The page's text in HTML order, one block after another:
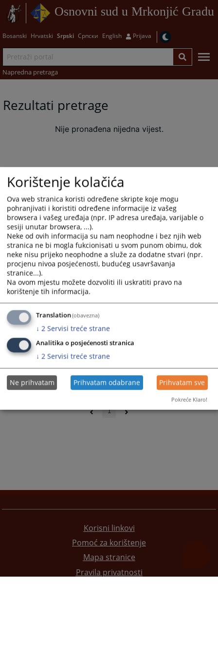
Osnovni sud u Mrkonjić Gradu
Bosanski Hrvatski Srpski Српски English Prijava
Napredna pretraga
Rezultati pretrage
Nije pronađena nijedna vijest.
1
Korisni linkovi
Pomoć za korištenje
Mapa stranice
Pravila privatnosti
Korištenje kolačića
Ova web stranica koristi određene skripte koje mogu
pohranjivati i koristiti određene informacije iz vašeg
browsera i vašeg uređaja (npr. IP adresa uređaja, varijable o
sesiji unutar browsera, ...).
Neke od ovih informacija su nam neophodne i bez njih web
stranica ne bi mogla fukcionisati u svom punom obimu, dok
neke nisu prijeko neophodne a služe za dodatne stvari (npr.
procjenu nivoa posjećenosti, budućeg usavršavanja
stranice...).
Na ovom mjestu možete dozvoliti ili uskratiti pravo na
korištenje tih informacija.
Translation(obavezna)
↓ 2 Servisi treće strane
Analitika o posjećenosti stranica
↓ 2 Servisi treće strane
Ne prihvatam Prihvatam odabrane Prihvatam sve
Pokreće Klaro!